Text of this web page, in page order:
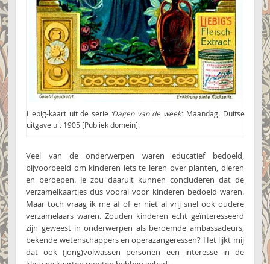
Liebig-kaart uit de serie ‘Dagen van de week’: Maandag. Duitse
uitgave uit 1905 [Publiek domein].
Veel van de onderwerpen waren educatief bedoeld,
bijvoorbeeld om kinderen iets te leren over planten, dieren
en beroepen. Je zou daaruit kunnen concluderen dat de
verzamelkaartjes dus vooral voor kinderen bedoeld waren.
Maar toch vraag ik me af of er niet al vrij snel ook oudere
verzamelaars waren. Zouden kinderen echt geïnteresseerd
zijn geweest in onderwerpen als beroemde ambassadeurs,
bekende wetenschappers en operazangeressen? Het lijkt mij
dat ook (jong)volwassen personen een interesse in de